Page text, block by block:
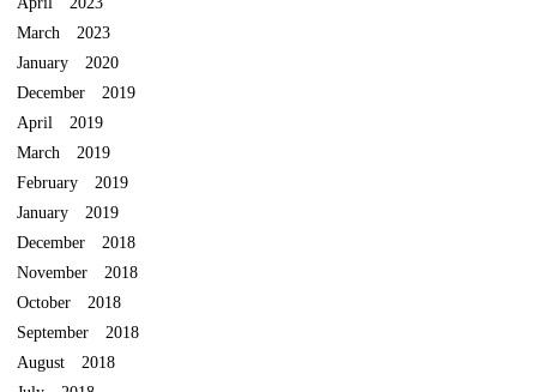
March 2023
January 2020
December 2019
April 2019
March 2019
February 2019
January 2019
December 2018
November 2018
October 2018
September 2018
August 2018